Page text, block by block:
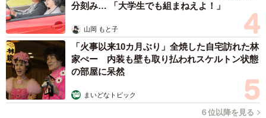
3/4
お迎えのふみふみをしてくれる（テンくんの飼い主さん、Instagramより
キャプチャ撮影）
やんちゃで甘えん坊「よく食べ、よく噛む」性格
分刻み… 「大学生でも組まねえよ！」
山岡 もと子
「火事以来10カ月ぶり」全焼した自宅訪れた林
家ぺー 内装も壁も取り払われスケルトン状態
の部屋に呆然
まいどなトピック
６位以降を見る